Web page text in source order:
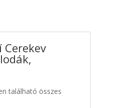
Cerekev
található összes